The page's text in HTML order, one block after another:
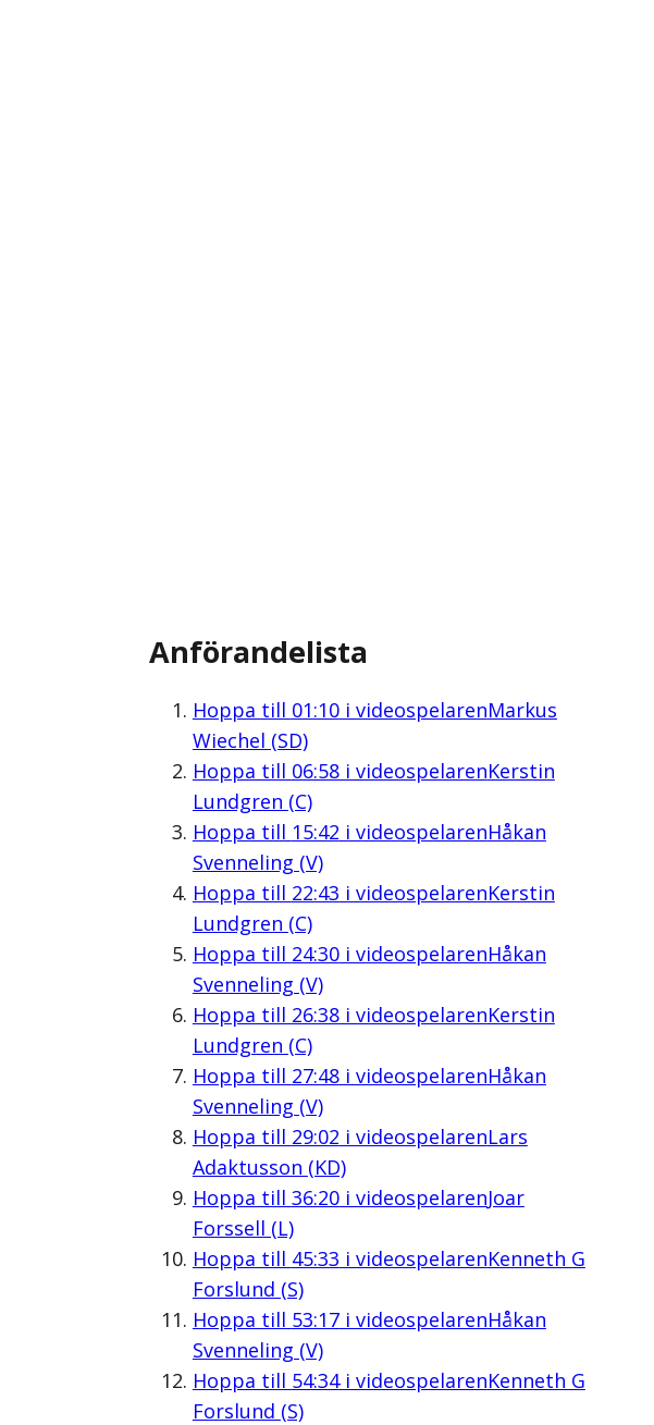
Anförandelista
Hoppa till 01:10i videospelarenMarkus
Wiechel (SD)
Hoppa till 06:58i videospelarenKerstin
Lundgren (C)
Hoppa till 15:42 i videospelarenHåkan
Svenneling (V)
Hoppa till 22:43 i videospelarenKerstin
Lundgren (C)
Hoppa till 24:30i videospelarenHåkan
Svenneling (V)
Hoppa till 26:38i videospelarenKerstin
Lundgren (C)
Hoppa till 27:48i videospelarenHåkan
Svenneling (V)
Hoppa till 29:02 i videospelarenLars
Adaktusson (KD)
Hoppa till 36:20i videospelarenJoar
Forssell (L)
Hoppa till 45:33 i videospelarenKenneth G
Forslund (S)
Hoppa till 53:17i videospelarenHåkan
Svenneling (V)
Hoppa till 54:34i videospelarenKenneth G
Forslund (S)